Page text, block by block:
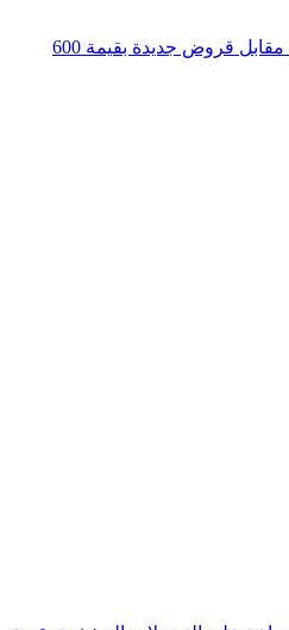
تتعهد MARA بـ 18,750 بيتكوين مقابل قروض جديدة بقيمة 600